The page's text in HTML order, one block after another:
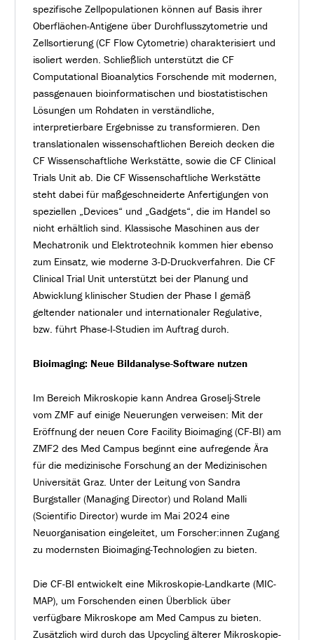
spezifische Zellpopulationen können auf Basis ihrer
Oberflächen-Antigene über Durchflusszytometrie und
Zellsortierung (CF Flow Cytometrie) charakterisiert und
isoliert werden. Schließlich unterstützt die CF
Computational Bioanalytics Forschende mit modernen,
passgenauen bioinformatischen und biostatistischen
Lösungen um Rohdaten in verständliche,
interpretierbare Ergebnisse zu transformieren. Den
translationalen wissenschaftlichen Bereich decken die
CF Wissenschaftliche Werkstätte, sowie die CF Clinical
Trials Unit ab. Die CF Wissenschaftliche Werkstätte
steht dabei für maßgeschneiderte Anfertigungen von
speziellen „Devices“ und „Gadgets“, die im Handel so
nicht erhältlich sind. Klassische Maschinen aus der
Mechatronik und Elektrotechnik kommen hier ebenso
zum Einsatz, wie moderne 3-D-Druckverfahren. Die CF
Clinical Trial Unit unterstützt bei der Planung und
Abwicklung klinischer Studien der Phase I gemäß
geltender nationaler und internationaler Regulative,
bzw. führt Phase-I-Studien im Auftrag durch.
Bioimaging: Neue Bildanalyse-Software nutzen
Im Bereich Mikroskopie kann Andrea Groselj-Strele
vom ZMF auf einige Neuerungen verweisen: Mit der
Eröffnung der neuen Core Facility Bioimaging (CF-BI) am
ZMF2 des Med Campus beginnt eine aufregende Ära
für die medizinische Forschung an der Medizinischen
Universität Graz. Unter der Leitung von Sandra
Burgstaller (Managing Director) und Roland Malli
(Scientific Director) wurde im Mai 2024 eine
Neuorganisation eingeleitet, um Forscher:innen Zugang
zu modernsten Bioimaging-Technologien zu bieten.
Die CF-BI entwickelt eine Mikroskopie-Landkarte (MIC-
MAP), um Forschenden einen Überblick über
verfügbare Mikroskope am Med Campus zu bieten.
Zusätzlich wird durch das Upcycling älterer Mikroskopie-